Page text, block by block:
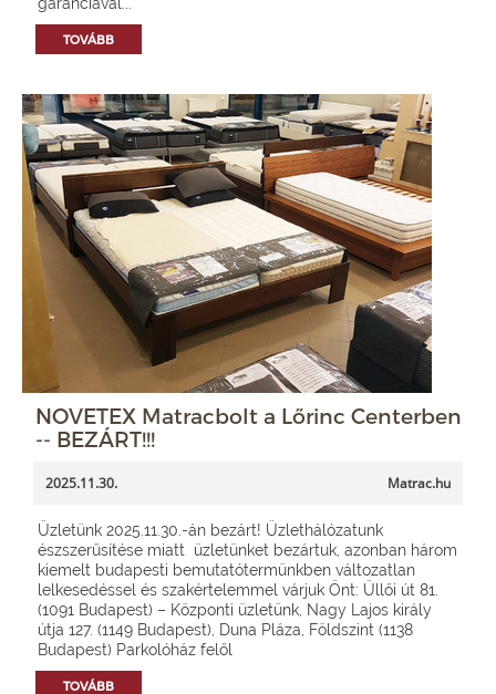
TOVÁBB
NOVETEX Matracbolt a Lőrinc Centerben
-- BEZÁRT!!!
2025.11.30. Matrac.hu
Üzletünk 2025.11.30.-án bezárt! Üzlethálózatunk
észszerűsítése miatt üzletünket bezártuk, azonban három
kiemelt budapesti bemutatótermünkben változatlan
lelkesedéssel és szakértelemmel várjuk Önt: Üllői út 81.
(1091 Budapest) – Központi üzletünk, Nagy Lajos király
útja 127. (1149 Budapest), Duna Pláza, Földszint (1138
Budapest) Parkolóház felől
TOVÁBB